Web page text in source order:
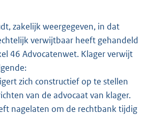
zakelijk weergegeven, in dat
verwijtbaar heeft gehandeld
46 Advocatenwet. Klager verwijt
zich constructief op te stellen
van de advocaat van klager.
nagelaten om de rechtbank tijdig